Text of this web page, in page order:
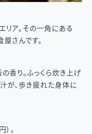
ア。その一角にある
さんです。
香り。ふっくら炊き上げ
が、歩き疲れた身体に
。